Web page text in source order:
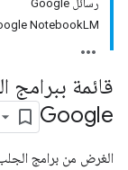
رسائل Google
NotebookLM
قائمة ببرامج
Google
الغرض من برامج